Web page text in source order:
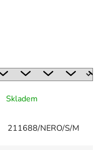
Skladem
211688/NERO/S/M